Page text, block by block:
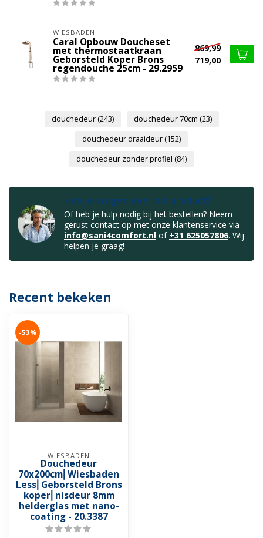
WIESBADEN
Caral Opbouw Doucheset
met thermostaatkraan
Geborsteld Koper Brons
regendouche 25cm - 29.2959
869,99
719,00
douchedeur(243) douchedeur 70cm (23)
douchedeur draaideur(152)
douchedeur zonder profiel (84)
Heb je vragen over dit product?
Of heb je hulp nodig bij het bestellen? Neem
gerust contact op met onze klantenservice via
info@sani4comfort.nl of +31 625057806. Wij
helpen je graag!
Recent bekeken
-53%
WIESBADEN
Douchedeur
70x200cm⎢Wiesbaden
Less⎢Geborsteld Brons
koper⎢nisdeur 8mm
helderglas met nano-
coating - 20.3387